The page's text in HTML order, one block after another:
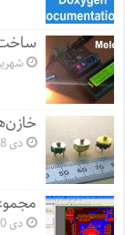
ساخت
شهریور
دی 28, 1396
دی 10, 1392